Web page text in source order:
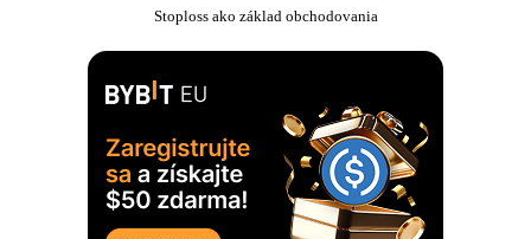
Stoploss ako základ obchodovania